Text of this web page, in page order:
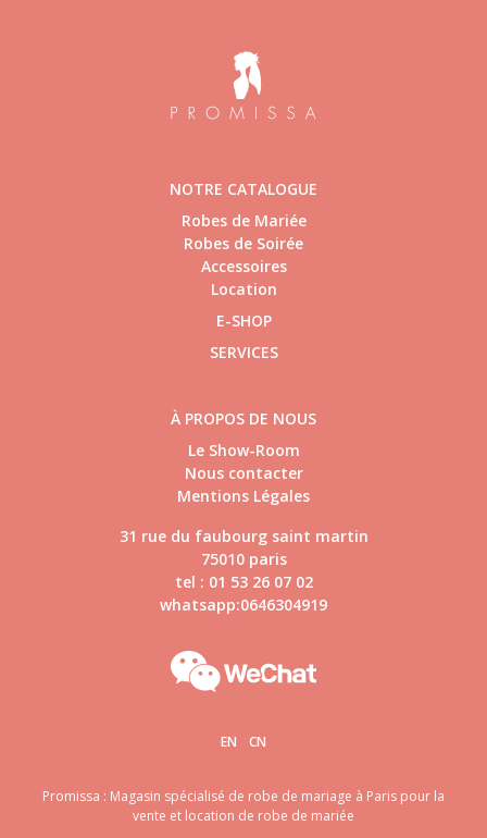
NOTRE CATALOGUE
Robes de Mariée
Robes de Soirée
Accessoires
Location
E-SHOP
SERVICES
À PROPOS DE NOUS
Le Show-Room
Nous contacter
Mentions Légales
31 rue du faubourg saint martin
75010 paris
tel : 01 53 26 07 02
whatsapp:0646304919
EN CN
Promissa : Magasin spécialisé de robe de mariage à Paris pour la
vente et location de robe de mariée